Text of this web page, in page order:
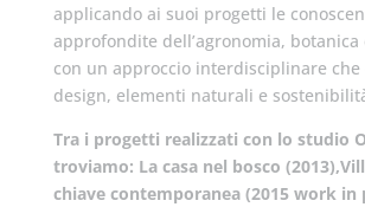
applicando ai suoi progetti le
approfondite dell’agronomia, botanica
con un approccio interdisciplinare
design, elementi naturali e
Tra i progetti realizzati con lo studio
troviamo: La casa nel bosco
chiave contemporanea (2015 work in